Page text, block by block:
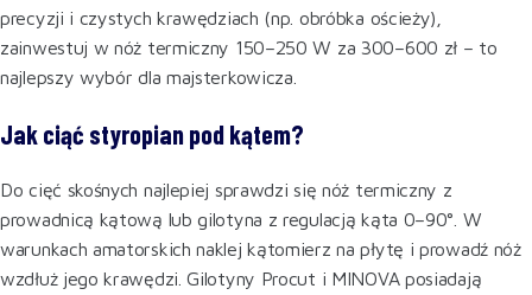
precyzji i czystych krawędziach (np. obróbka ościeży),
zainwestuj w nóż termiczny 150–250 W za 300–600 zł – to
najlepszy wybór dla majsterkowicza.
Jak ciąć styropian pod kątem?
Do cięć skośnych najlepiej sprawdzi się nóż termiczny z
prowadnicą kątową lub gilotyna z regulacją kąta 0–90°. W
warunkach amatorskich naklej kątomierz na płytę i prowadź nóż
wzdłuż jego krawędzi. Gilotyny Procut i MINOVA posiadają